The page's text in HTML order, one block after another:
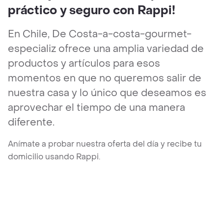
práctico y seguro con Rappi!
En Chile, De Costa-a-costa-gourmet-
especializ ofrece una amplia variedad de
productos y artículos para esos
momentos en que no queremos salir de
nuestra casa y lo único que deseamos es
aprovechar el tiempo de una manera
diferente.
Anímate a probar nuestra oferta del día y recibe tu
domicilio usando Rappi.